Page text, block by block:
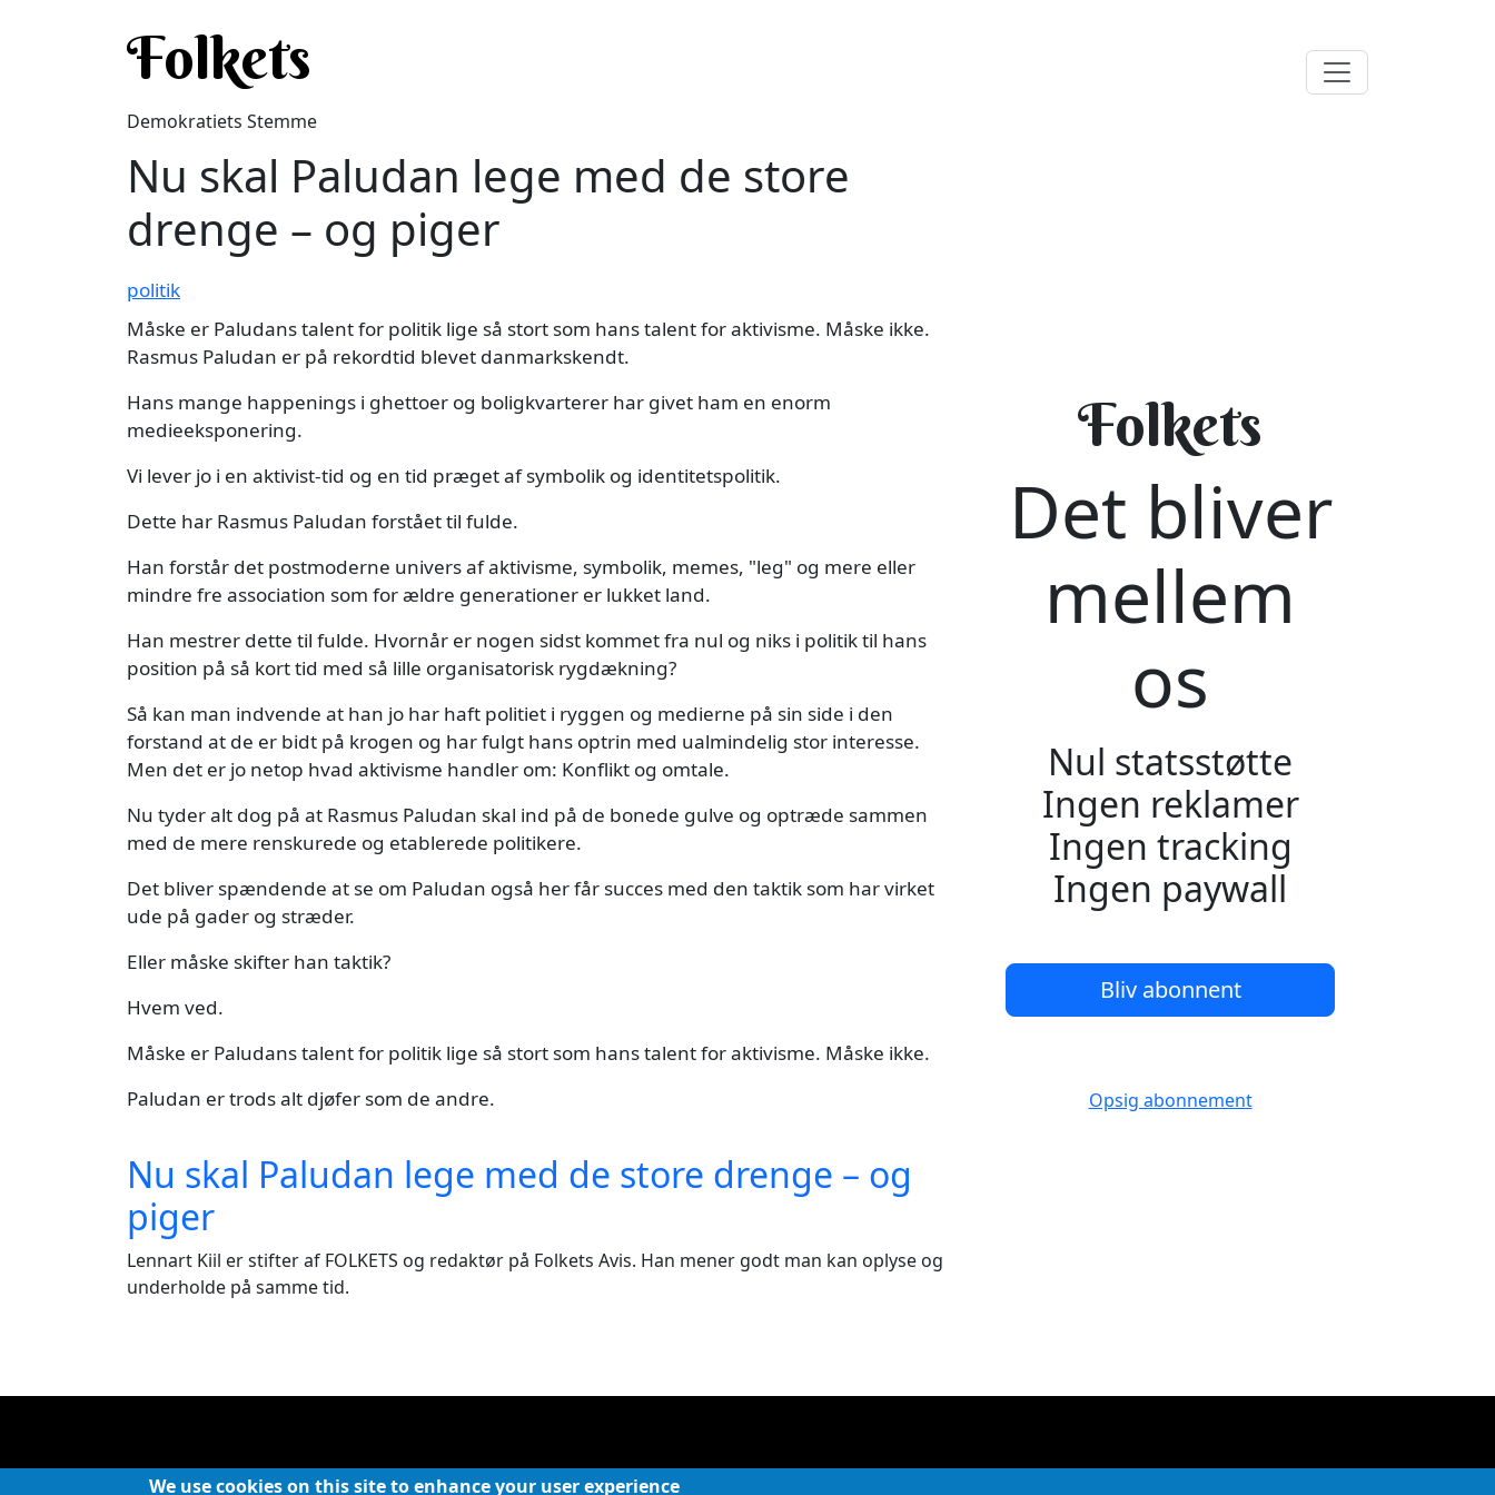
Folkets
Demokratiets Stemme
Nu skal Paludan lege med de store
drenge – og piger
politik
Måske er Paludans talent for politik lige så stort som hans talent for aktivisme. Måske ikke.
Rasmus Paludan er på rekordtid blevet danmarkskendt.
Hans mange happenings i ghettoer og boligkvarterer har givet ham en enorm
medieeksponering.
Vi lever jo i en aktivist-tid og en tid præget af symbolik og identitetspolitik.
Dette har Rasmus Paludan forstået til fulde.
Han forstår det postmoderne univers af aktivisme, symbolik, memes, "leg" og mere eller
mindre fre association som for ældre generationer er lukket land.
Han mestrer dette til fulde. Hvornår er nogen sidst kommet fra nul og niks i politik til hans
position på så kort tid med så lille organisatorisk rygdækning?
Så kan man indvende at han jo har haft politiet i ryggen og medierne på sin side i den
forstand at de er bidt på krogen og har fulgt hans optrin med ualmindelig stor interesse.
Men det er jo netop hvad aktivisme handler om: Konflikt og omtale.
Nu tyder alt dog på at Rasmus Paludan skal ind på de bonede gulve og optræde sammen
med de mere renskurede og etablerede politikere.
Det bliver spændende at se om Paludan også her får succes med den taktik som har virket
ude på gader og stræder.
Eller måske skifter han taktik?
Hvem ved.
Måske er Paludans talent for politik lige så stort som hans talent for aktivisme. Måske ikke.
Paludan er trods alt djøfer som de andre.
Nu skal Paludan lege med de store drenge – og
piger
Lennart Kiil er stifter af FOLKETS og redaktør på Folkets Avis. Han mener godt man kan oplyse og
underholde på samme tid.
Folkets
Det bliver
mellem
os
Nul statsstøtte
Ingen reklamer
Ingen tracking
Ingen paywall
Bliv abonnent
Opsig abonnement
We use cookies on this site to enhance your user experience